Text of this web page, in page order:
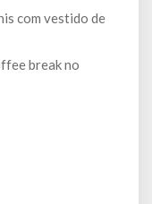
com vestido de
break no